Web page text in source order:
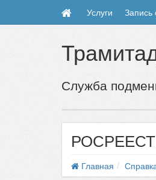
Услуги Запись
Служба
Главная